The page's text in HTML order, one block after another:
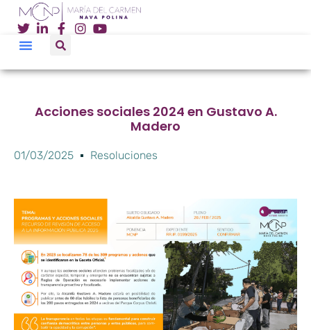
Acciones sociales 2024 en Gustavo A.
Madero
01/03/2025 Resoluciones